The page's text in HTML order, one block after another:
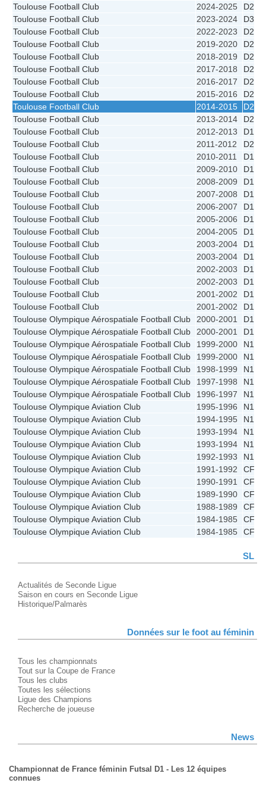
Toulouse Football Club 2024-2025
D2
Toulouse Football Club
2023-2024
D3
Toulouse Football Club
2022-2023
D2
Toulouse Football Club
2019-2020
D2
Toulouse Football Club
2018-2019
D2
Toulouse Football Club
2017-2018
D2
Toulouse Football Club
2016-2017
D2
Toulouse Football Club
2015-2016
D2
Toulouse Football Club
2014-2015
D2
Toulouse Football Club
2013-2014
D2
Toulouse Football Club
2012-2013
D1
Toulouse Football Club
2011-2012
D2
Toulouse Football Club
2010-2011
D1
Toulouse Football Club
2009-2010
D1
Toulouse Football Club
2008-2009
D1
Toulouse Football Club
2007-2008
D1
Toulouse Football Club
2006-2007
D1
Toulouse Football Club
2005-2006
D1
Toulouse Football Club
2004-2005
D1
Toulouse Football Club
2003-2004
D1 -
Toulouse Football Club
2003-2004
D1
Toulouse Football Club
2002-2003
D1 -
Toulouse Football Club
2002-2003
D1
Toulouse Football Club
2001-2002
D1 -
Toulouse Football Club
2001-2002
D1
Toulouse Olympique Aérospatiale Football Club
2000-2001
D1 -
Toulouse Olympique Aérospatiale Football Club
2000-2001
D1
Toulouse Olympique Aérospatiale Football Club
1999-2000
N1A
Toulouse Olympique Aérospatiale Football Club
1999-2000
N1A
Toulouse Olympique Aérospatiale Football Club
1998-1999
N1A
Toulouse Olympique Aérospatiale Football Club
1997-1998
N1A
Toulouse Olympique Aérospatiale Football Club
1996-1997
N1A
Toulouse Olympique Aviation Club
1995-1996
N1A
Toulouse Olympique Aviation Club
1994-1995
N1A
Toulouse Olympique Aviation Club
1993-1994
N1B
Toulouse Olympique Aviation Club
1993-1994
N1B
Toulouse Olympique Aviation Club
1992-1993
N1A
Toulouse Olympique Aviation Club
1991-1992
CFF
Toulouse Olympique Aviation Club
1990-1991
CFF
Toulouse Olympique Aviation Club
1989-1990
CFF
Toulouse Olympique Aviation Club
1988-1989
CFF
Toulouse Olympique Aviation Club
1984-1985
CFF
Toulouse Olympique Aviation Club
1984-1985 CFF
SL
Actualités de Seconde Ligue
Saison en cours en Seconde Ligue
Historique/Palmarès
Données sur le foot au féminin
Tous les championnats
Tout sur la Coupe de France
Tous les clubs
Toutes les sélections
Ligue des Champions
Recherche de joueuse
News
Championnat de France féminin Futsal D1 - Les 12 équipes
connues